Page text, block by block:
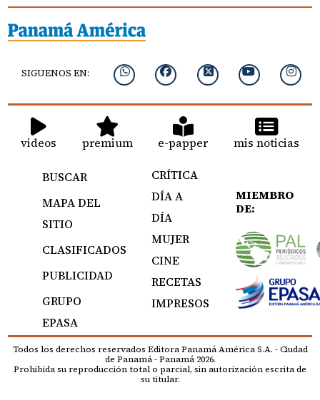
SIGUENOS EN:
videos premium e-papper mis noticias
BUSCAR
MAPA DEL
SITIO
CLASIFICADOS
PUBLICIDAD
GRUPO
EPASA
CRÍTICA
DÍA A
DÍA
MUJER
CINE
RECETAS
IMPRESOS
MIEMBRO
DE:
Todos los derechos reservados Editora Panamá América S.A. - Ciudad
de Panamá - Panamá 2026.
Prohibida su reproducción total o parcial, sin autorización escrita de
su titular.